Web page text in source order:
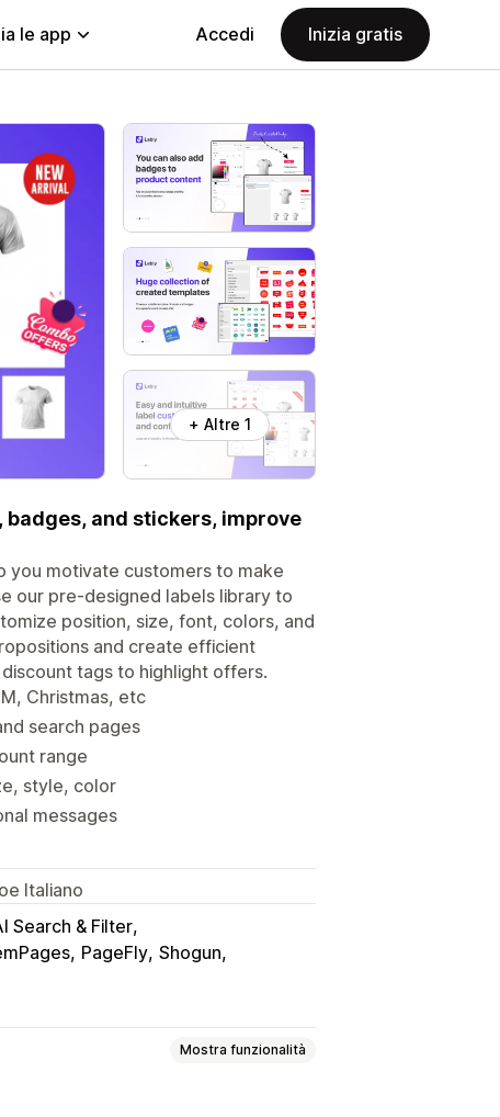
le app Accedi Inizia gratis
+ Altre 1
and stickers, improve
you motivate customers to make
our pre-designed labels library to
position, size, font, colors, and
and create efficient
tags to highlight offers.
Christmas, etc
search pages
range
style, color
messages
Italiano
Search & Filter
PageFly Shogun
Mostra funzionalità